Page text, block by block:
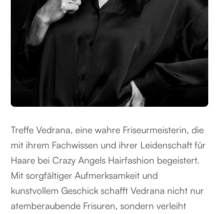
Treffe Vedrana, eine wahre Friseurmeisterin, die
mit ihrem Fachwissen und ihrer Leidenschaft für
Haare bei Crazy Angels Hairfashion begeistert.
Mit sorgfältiger Aufmerksamkeit und
kunstvollem Geschick schafft Vedrana nicht nur
atemberaubende Frisuren, sondern verleiht